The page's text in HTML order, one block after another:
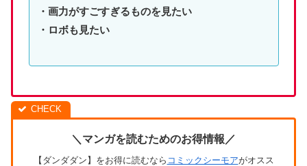
・画力がすごすぎるものを見たい
・ロボも見たい
＼マンガを読むためのお得情報／
【ダンダダン】をお得に読むなら コミックシーモアがオスス